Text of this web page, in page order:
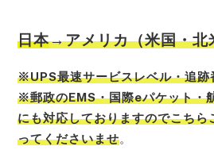
日本→アメリカ（米国・北
※UPS最速サービスレベル・追
※郵政のEMS・国際eパケット・
にも対応しておりますのでこちら
ってくださいませ。